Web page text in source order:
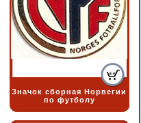
Значок сборная Норвегии
по футболу